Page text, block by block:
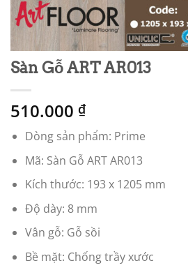
Sàn Gỗ ART AR013
510.000 ₫
Dòng sản phẩm: Prime
Mã: Sàn Gỗ ART AR013
Kích thước: 193 x 1205 mm
Độ dày: 8 mm
Vân gỗ: Gỗ sồi
Bề mặt: Chống trầy xước